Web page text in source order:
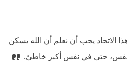
الاتحاد يجب أن نعلم أن الله يسكن
نفس، حتى في نفس أكبر خاطئ.